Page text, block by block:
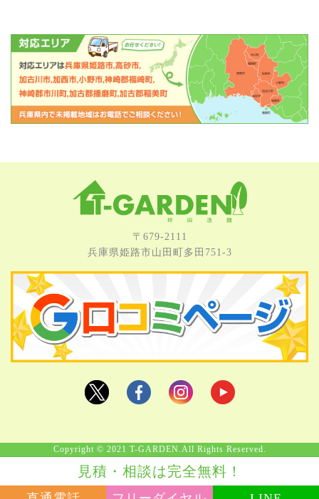
〒679-2111
兵庫県姫路市⼭⽥町多⽥751-3
見積・相談は完全無料！
Copyright © 2021 T-GARDEN.All Rights Reserved.